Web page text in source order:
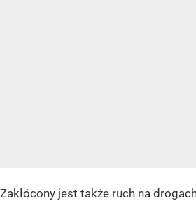
Zakłócony jest także ruch na